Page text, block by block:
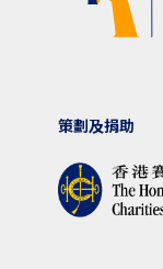
策劃及捐助